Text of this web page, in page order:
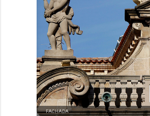
FACHADA